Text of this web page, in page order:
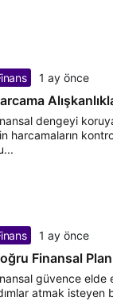
1 ay önce
dengeyi
harcamaların
1 ay önce
Finansal
güvence elde
atmak isteyen